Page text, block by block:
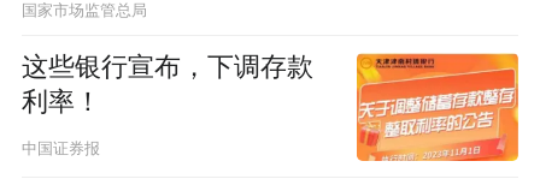
国家市场监管总局
这些银行宣布，下调存款
利率！
中国证券报